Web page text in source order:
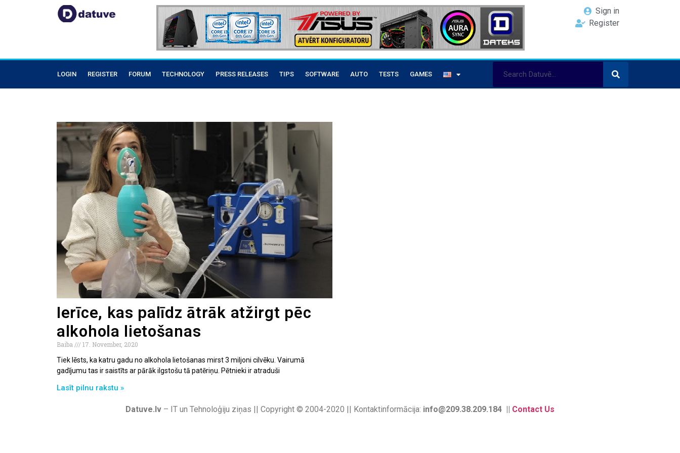
Sign in
Register
LOGIN REGISTER FORUM TECHNOLOGY PRESS RELEASES TIPS SOFTWARE AUTO TESTS GAMES
Ierīce, kas palīdz ātrāk atžirgt pēc
alkohola lietošanas
Baiba
17. November, 2020
Tiek lēsts, ka katru gadu no alkohola lietošanas mirst 3 miljoni cilvēku. Vairumā
gadījumu tas ir saistīts ar pārāk ilgstošu tā patēriņu. Pētnieki ir atraduši
Lasīt pilnu rakstu »
Datuve.lv – IT un Tehnoloģiju ziņas || Copyright © 2004-2020 || Kontaktinformācija: info@209.38.209.184 || Contact Us